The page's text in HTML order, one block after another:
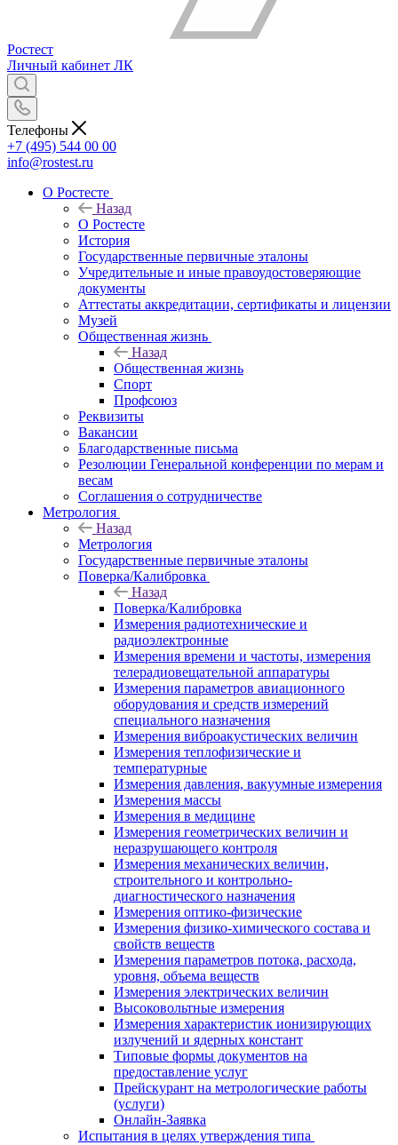
Ростест
Личный кабинет ЛК
Телефоны
+7 (495) 544 00 00
info@rostest.ru
О Ростесте
Назад
О Ростесте
История
Государственные первичные эталоны
Учредительные и иные правоудостоверяющие
документы
Аттестаты аккредитации, сертификаты и лицензии
Музей
Общественная жизнь
Назад
Общественная жизнь
Спорт
Профсоюз
Реквизиты
Вакансии
Благодарственные письма
Резолюции Генеральной конференции по мерам и
весам
Соглашения о сотрудничестве
Метрология
Назад
Метрология
Государственные первичные эталоны
Поверка/Калибровка
Назад
Поверка/Калибровка
Измерения радиотехнические и
радиоэлектронные
Измерения времени и частоты, измерения
телерадиовещательной аппаратуры
Измерения параметров авиационного
оборудования и средств измерений
специального назначения
Измерения виброакустических величин
Измерения теплофизические и
температурные
Измерения давления, вакуумные измерения
Измерения массы
Измерения в медицине
Измерения геометрических величин и
неразрушающего контроля
Измерения механических величин,
строительного и контрольно-
диагностического назначения
Измерения оптико-физические
Измерения физико-химического состава и
свойств веществ
Измерения параметров потока, расхода,
уровня, объема веществ
Измерения электрических величин
Высоковольтные измерения
Измерения характеристик ионизирующих
излучений и ядерных констант
Типовые формы документов на
предоставление услуг
Прейскурант на метрологические работы
(услуги)
Онлайн-Заявка
Испытания в целях утверждения типа